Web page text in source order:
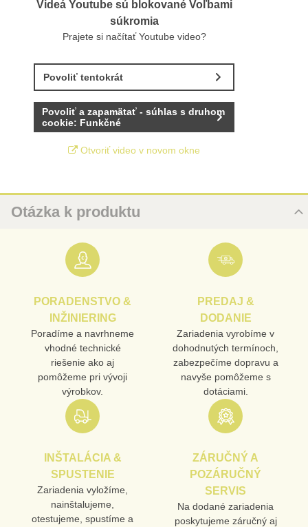
Videá Youtube sú blokované Voľbami
súkromia
Prajete si načítať Youtube video?
Povoliť tentokrát
Povoliť a zapamätať - súhlas s druhom
cookie: Funkčné
Otvoriť video v novom okne
Otázka k produktu
PRODUKT
VAŠA OTÁZKA K PRODUKTU
PORADENSTVO &
INŽINIERING
Poradíme a navrhneme
vhodné technické
riešenie ako aj
pomôžeme pri vývoji
výrobkov.
PREDAJ &
DODANIE
Zariadenia vyrobíme v
dohodnutých termínoch,
zabezpečíme dopravu a
navyše pomôžeme s
dotáciami.
INŠTALÁCIA &
SPUSTENIE
Zariadenia vyložíme,
nainštalujeme,
otestujeme, spustíme a
ZÁRUČNÝ A
POZÁRUČNÝ
SERVIS
Na dodané zariadenia
poskytujeme záručný aj